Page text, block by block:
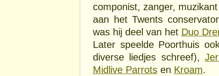
componist, zanger,
aan het Twents
was hij deel van het Duo
Later speelde Poorthuis
diverse liedjes schreef),
Midlive Parrots en Kroam.